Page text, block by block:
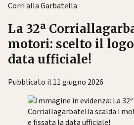
Corri alla Garbatella
La 32ª
motori: scelto il
data ufficiale!
Pubblicato il 11 giugno 2026